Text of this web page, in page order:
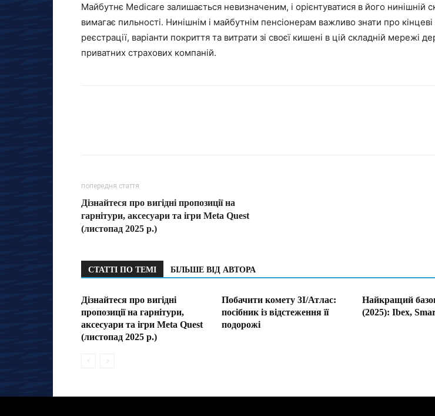
Майбутнє Medicare залишається невизначеним, і орієнтуватися в його нинішній
вимагає пильності. Нинішнім і майбутнім пенсіонерам важливо знати про
реєстрації, варіанти покриття та витрати зі своєї кишені в цій складній мережі
приватних страхових компаній.
попередня стаття
Дізнайтеся про вигідні пропозиції на
гарнітури, аксесуари та ігри Meta Quest
(листопад 2025 р.)
СТАТТІ ПО ТЕМІ БІЛЬШЕ ВІД АВТОРА
Дізнайтеся про вигідні
пропозиції на гарнітури,
аксесуари та ігри Meta Quest
(листопад 2025 р.)
Побачити комету 3I/Атлас:
посібник із відстеження її
подорожі
Найкращий
(2025): Ibex,